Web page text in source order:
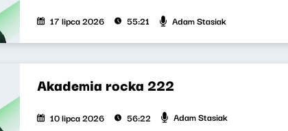
17 lipca 2026 55:21 Adam Stasiak
Akademia rocka 222
10 lipca 2026 56:22 Adam Stasiak